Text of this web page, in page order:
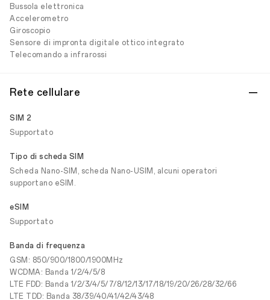
Bussola elettronica
Accelerometro
Giroscopio
Sensore di impronta digitale ottico integrato
Telecomando a infrarossi
Rete cellulare
SIM 2
Supportato
Tipo di scheda SIM
Scheda Nano-SIM, scheda Nano-USIM, alcuni operatori
supportano eSIM.
eSIM
Supportato
Banda di frequenza
GSM: 850/900/1800/1900MHz
WCDMA: Banda 1/2/4/5/8
LTE FDD: Banda 1/2/3/4/5/7/8/12/13/17/18/19/20/26/28/32/66
LTE TDD: Banda 38/39/40/41/42/43/48